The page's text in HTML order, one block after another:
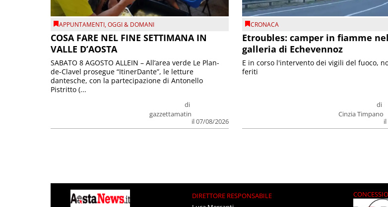
APPUNTAMENTI,OGGI & DOMANI
COSA FARE NEL FINE SETTIMANA IN
VALLE D’AOSTA
di
gazzettamatin
il 07/08/2026
SABATO 8 AGOSTO ALLEIN – All’area verde Le Plan-
de-Clavel prosegue “ItinerDante”, le letture
dantesche, con la partecipazione di Antonello
Pistritto (...
CRONACA
Etroubles: camper in fiamme
galleria di Echevennoz
di
Cinzia Timpano
E in corso l'intervento dei vigili del fuoco,
feriti
DIRETTORE RESPONSABILE